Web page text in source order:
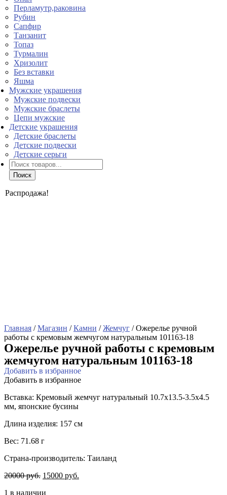
Перламутр,раковина
Рубин
Сапфир
Танзанит
Топаз
Турмалин
Хризолит
Без вставки
Яшма
Мужские украшения
Мужские подвески
Мужские браслеты
Цепи мужские
Детские украшения
Детские браслеты
Детские подвески
Детские серьги
Поиск
товаров
Поиск
Распродажа!
Главная /Магазин /Камни /Жемчуг / Ожерелье ручной
работы с кремовым жемчугом натуральным 101163-18
Ожерелье ручной работы с кремовым
жемчугом натуральным 101163-18
Добавить в избранное
Добавить в избранное
Вставка: Кремовый жемчуг натуральный 10.7х13.5-3.5х4.5
мм, японские бусины
Длина изделия: 157 см
Вес: 71.68 г
Страна-производитель: Таиланд
20000руб. 15000 руб.
1 в наличии